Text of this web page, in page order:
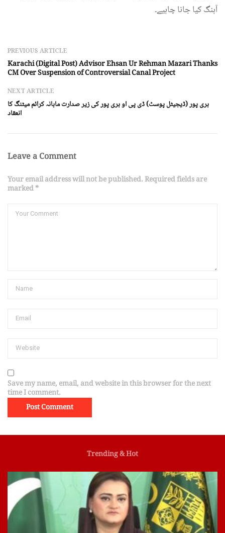
آہنگ کیا جانا چاہیے۔
PREVIOUS ARTICLE
Karachi (Digital Post) Advisor Ehsan Ur Rehman Mazari Thanks
CM Over Suspension of Controversial Canal Project
NEXT ARTICLE
ہری پور (ڈیجیٹل پوسٹ) ڈی پی او ہری پور کی زیر صدارت ماہانہ کرائم میٹنگ کا
انعقاد
Leave a Comment
Your email address will not be published. Required fields are
marked *
Save my name, email, and website in this browser for the next
time I comment.
Trending & Hot